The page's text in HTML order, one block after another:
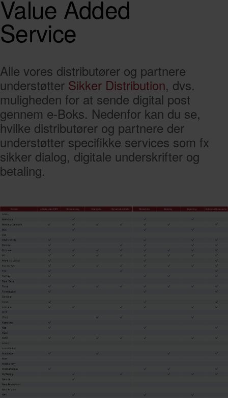
Value Added
Service
Alle vores distributører og partnere
understøtter Sikker Distribution, dvs.
muligheden for at sende digital post
gennem e-Boks. Nedenfor kan du se,
hvilke distributører og partnere der
understøtter specifikke services som fx
sikker dialog, digitale underskrifter og
betaling.